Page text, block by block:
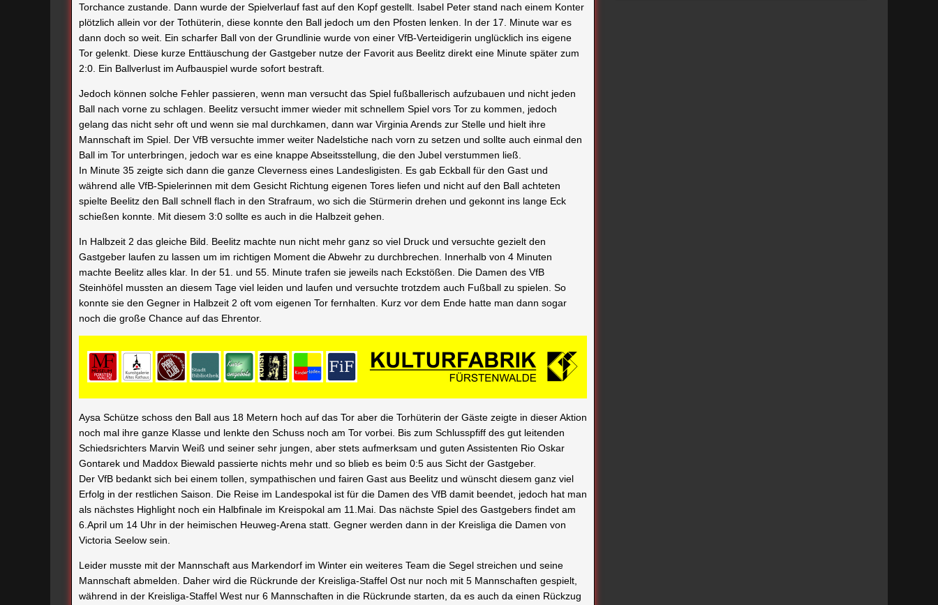
Torchance zustande. Dann wurde der Spielverlauf fast auf den Kopf gestellt. Isabel Peter stand nach einem Konter
plötzlich allein vor der Tothüterin, diese konnte den Ball jedoch um den Pfosten lenken. In der 17. Minute war es
dann doch so weit. Ein scharfer Ball von der Grundlinie wurde von einer VfB-Verteidigerin unglücklich ins eigene
Tor gelenkt. Diese kurze Enttäuschung der Gastgeber nutze der Favorit aus Beelitz direkt eine Minute später zum
2:0. Ein Ballverlust im Aufbauspiel wurde sofort bestraft.
Jedoch können solche Fehler passieren, wenn man versucht das Spiel fußballerisch aufzubauen und nicht jeden
Ball nach vorne zu schlagen. Beelitz versucht immer wieder mit schnellem Spiel vors Tor zu kommen, jedoch
gelang das nicht sehr oft und wenn sie mal durchkamen, dann war Virginia Arends zur Stelle und hielt ihre
Mannschaft im Spiel. Der VfB versuchte immer weiter Nadelstiche nach vorn zu setzen und sollte auch einmal den
Ball im Tor unterbringen, jedoch war es eine knappe Abseitsstellung, die den Jubel verstummen ließ.
In Minute 35 zeigte sich dann die ganze Cleverness eines Landesligisten. Es gab Eckball für den Gast und
während alle VfB-Spielerinnen mit dem Gesicht Richtung eigenen Tores liefen und nicht auf den Ball achteten
spielte Beelitz den Ball schnell flach in den Strafraum, wo sich die Stürmerin drehen und gekonnt ins lange Eck
schießen konnte. Mit diesem 3:0 sollte es auch in die Halbzeit gehen.
In Halbzeit 2 das gleiche Bild. Beelitz machte nun nicht mehr ganz so viel Druck und versuchte gezielt den
Gastgeber laufen zu lassen um im richtigen Moment die Abwehr zu durchbrechen. Innerhalb von 4 Minuten
machte Beelitz alles klar. In der 51. und 55. Minute trafen sie jeweils nach Eckstößen. Die Damen des VfB
Steinhöfel mussten an diesem Tage viel leiden und laufen und versuchte trotzdem auch Fußball zu spielen. So
konnte sie den Gegner in Halbzeit 2 oft vom eigenen Tor fernhalten. Kurz vor dem Ende hatte man dann sogar
noch die große Chance auf das Ehrentor.
Aysa Schütze schoss den Ball aus 18 Metern hoch auf das Tor aber die Torhüterin der Gäste zeigte in dieser Aktion
noch mal ihre ganze Klasse und lenkte den Schuss noch am Tor vorbei. Bis zum Schlusspfiff des gut leitenden
Schiedsrichters Marvin Weiß und seiner sehr jungen, aber stets aufmerksam und guten Assistenten Rio Oskar
Gontarek und Maddox Biewald passierte nichts mehr und so blieb es beim 0:5 aus Sicht der Gastgeber.
Der VfB bedankt sich bei einem tollen, sympathischen und fairen Gast aus Beelitz und wünscht diesem ganz viel
Erfolg in der restlichen Saison. Die Reise im Landespokal ist für die Damen des VfB damit beendet, jedoch hat man
als nächstes Highlight noch ein Halbfinale im Kreispokal am 11.Mai. Das nächste Spiel des Gastgebers findet am
6.April um 14 Uhr in der heimischen Heuweg-Arena statt. Gegner werden dann in der Kreisliga die Damen von
Victoria Seelow sein.
Leider musste mit der Mannschaft aus Markendorf im Winter ein weiteres Team die Segel streichen und seine
Mannschaft abmelden. Daher wird die Rückrunde der Kreisliga-Staffel Ost nur noch mit 5 Mannschaften gespielt,
während in der Kreisliga-Staffel West nur 6 Mannschaften in die Rückrunde starten, da es auch da einen Rückzug